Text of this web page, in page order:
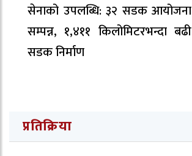
सेनाको उपलब्धि: ३२ सडक आयोजना
सम्पन्न, १,४११ किलोमिटरभन्दा बढी
सडक निर्माण
प्रतिक्रिया